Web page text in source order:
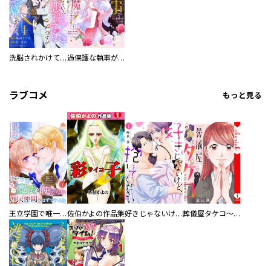
洗脳されかけていた悪役令嬢ですが家出を決意しました。【電子単行本版／特典おまけ付き】 過保護な執事が私の婚活を邪魔してきます！ 分冊版
ラブコメ もっと見る
王立学園で唯一魔法が使えない庶民仲間のはずですよね～実は王子様で私を溺愛しているなんて告白はやめてください～佐伯かよの作品集 好きじゃないけど、抱いてください【電子単行本版／特典おまけ付き】 葬儀屋タケコ～あなたの最期、叶えます【電子単行本版】